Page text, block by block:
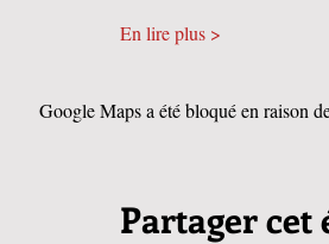
En lire plus >
Google Maps a été bloqué en raison
Partager cet